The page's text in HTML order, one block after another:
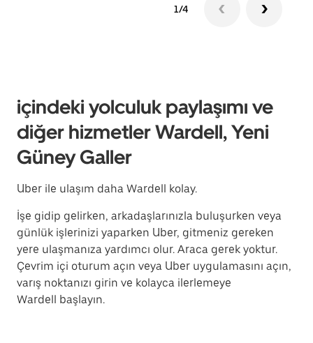
1/4
içindeki yolculuk paylaşımı ve
diğer hizmetler Wardell, Yeni
Güney Galler
Uber ile ulaşım daha Wardell kolay.
İşe gidip gelirken, arkadaşlarınızla buluşurken veya
günlük işlerinizi yaparken Uber, gitmeniz gereken
yere ulaşmanıza yardımcı olur. Araca gerek yoktur.
Çevrim içi oturum açın veya Uber uygulamasını açın,
varış noktanızı girin ve kolayca ilerlemeye
Wardell başlayın.